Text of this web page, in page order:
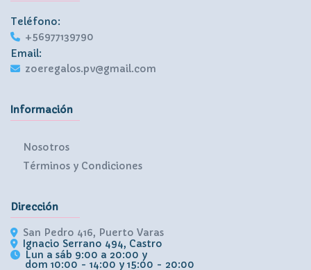
Teléfono:
+56977139790
Email:
zoeregalos.pv@gmail.com
Información
Nosotros
Términos y Condiciones
Dirección
San Pedro 416, Puerto Varas
Ignacio Serrano 494, Castro
Lun a sáb 9:00 a 20:00 y
dom 10:00 - 14:00 y 15:00 - 20:00